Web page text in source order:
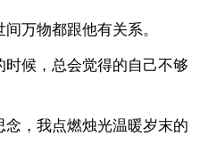
万物都跟他有关系。
候，总会觉得的自己不够
，我点燃烛光温暖岁末的